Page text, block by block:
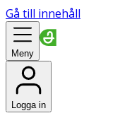
Gå till innehåll
Meny
Logga in